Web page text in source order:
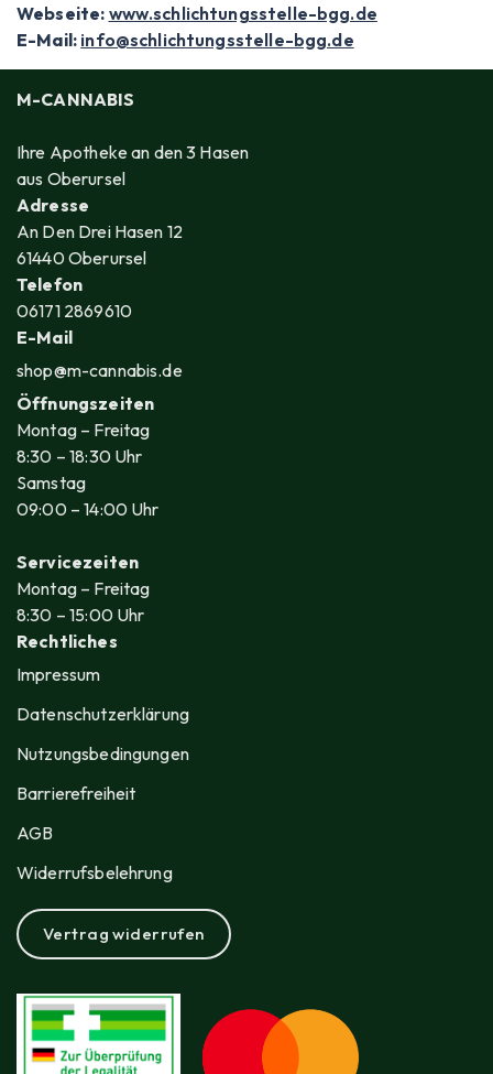
Webseite: www.schlichtungsstelle-bgg.de
E-Mail: info@schlichtungsstelle-bgg.de
M-CANNABIS
Ihre Apotheke an den 3 Hasen
aus Oberursel
Adresse
An Den Drei Hasen 12
61440 Oberursel
Telefon
06171 2869610
E-Mail
shop@m-cannabis.de
Öffnungszeiten
Montag – Freitag
8:30 – 18:30Uhr
Samstag
09:00– 14:00Uhr
Servicezeiten
Montag – Freitag
8:30 – 15:00Uhr
Rechtliches
Impressum
Datenschutzerklärung
Nutzungsbedingungen
Barrierefreiheit
AGB
Widerrufsbelehrung
Vertrag widerrufen